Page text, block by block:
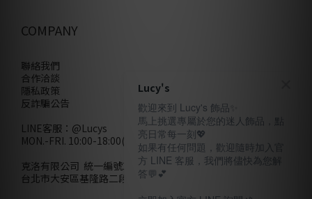
COMPANY
聯絡我們
合作洽談
隱私政策
反詐騙公告
LINE客服： @Lucys
MON.-FRI. 10:00-18:00(不含例假日)
克洛有限公司 統一編號28858320
台北市大安區基隆路二段110號10樓
Lucy's
歡迎來到 Lucy's 飾品✨
馬上挑選專屬於您的迷人飾品，點
亮日常每一刻💖
如果有任何問題，歡迎隨時加入官
方 LINE 客服，我們將儘快為您解
答💬💕